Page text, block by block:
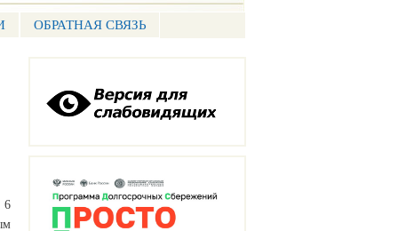
ОБРАТНАЯ СВЯЗЬ
6